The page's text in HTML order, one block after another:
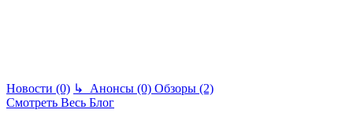
Новости (0) ↳ Анонсы (0) Обзоры (2)
Смотреть Весь Блог